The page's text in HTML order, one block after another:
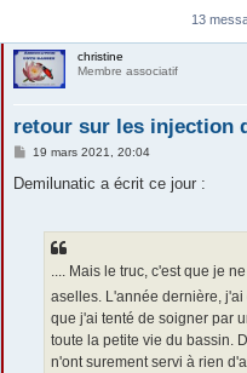
13
christine
Membre associatif
retour sur les injection
M
s
19 mars 2021, 20:04
Demilunatic a écrit ce jour :
.... Mais le truc, c'est que je
aselles. L'année dernière,
que j'ai tenté de soigner par
toute la petite vie du bassin.
n'ont surement servi à rien